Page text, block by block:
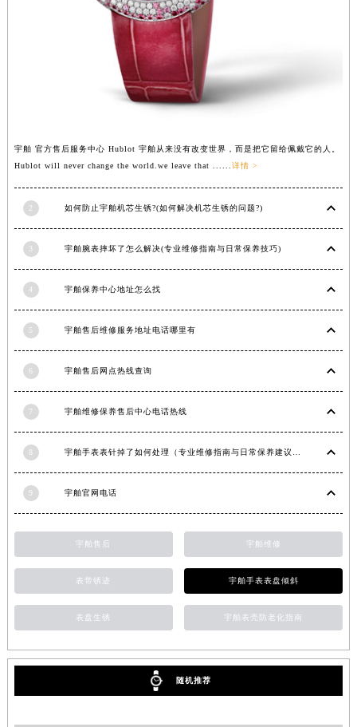
广西省南宁市青秀区金湖路59号地王大厦12楼1224室宇舶售后服务中心（需提前预约）
吉林省长春市朝阳区西安大路727号中银大厦A座(旺进大厦)18层09室宇舶售后服务中心（需提前预约）
云南省昆明市盘龙区北京路928号同德昆明广场写字楼10层06室宇舶售后服务中心（需提前预约）
节假日正常营业！
宇舶 官方售后服务中心 Hublot 宇舶从来没有改变世界，而是把它留给佩戴它的人。
Hublot will never change the world.we leave that ......详情 >
2 如何防止宇舶机芯生锈?(如何解决机芯生锈的问题?)
3 宇舶腕表摔坏了怎么解决(专业维修指南与日常保养技巧)
4 宇舶保养中心地址怎么找
5 宇舶售后维修服务地址电话哪里有
6 宇舶售后网点热线查询
7 宇舶维修保养售后中心电话热线
8 宇舶手表表针掉了如何处理（专业维修指南与日常保养建议）
9 宇舶官网电话
宇舶售后 宇舶维修
表带锈迹 宇舶手表表盘倾斜
表盘生锈 宇舶表壳防老化指南
随机推荐